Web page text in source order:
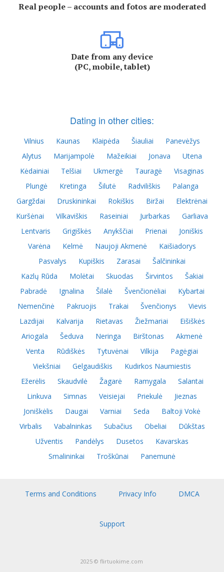
Real people – accounts and fotos are moderated
Date from any device
(PC, mobile, tablet)
Dating in other cities:
Vilnius Kaunas Klaipėda Šiauliai
Panevėžys
Alytus
Marijampolė Mažeikiai Jonava
Utena
Kėdainiai
Telšiai Ukmergė Tauragė
Visaginas
Plungė
Kretinga Šilutė Radviliškis
Palanga
Gargždai
Druskininkai Rokiškis Biržai
Elektrėnai
Kuršėnai
Vilkaviškis Raseiniai Jurbarkas
Garliava
Lentvaris
Grigiškės Anykščiai Prienai
Joniškis
Varėna
Kelmė Naujoji Akmenė
Kaišiadorys
Pasvalys
Kupiškis Zarasai
Šalčininkai
Kazlų Rūda
Molėtai Skuodas Širvintos
Šakiai
Pabradė
Ignalina Šilalė Švenčionėliai
Kybartai
Nemenčinė
Pakruojis Trakai Švenčionys
Vievis
Lazdijai
Kalvarija Rietavas Žiežmariai
Eišiškės
Ariogala
Šeduva Neringa Birštonas
Akmenė
Venta
Rūdiškės Tytuvėnai Vilkija
Pagėgiai
Viekšniai
Gelgaudiškis
Kudirkos Naumiestis
Ežerėlis
Skaudvilė Žagarė Ramygala
Salantai
Linkuva
Simnas Veisiejai Priekulė
Jieznas
Joniškėlis
Daugai Varniai Seda
Baltoji Vokė
Virbalis
Vabalninkas Subačius Obeliai
Dūkštas
Užventis
Pandėlys Dusetos
Kavarskas
Smalininkai
Troškūnai Panemunė
Terms and Conditions Privacy Info DMCA
Support
2025 © flirtuokime.com